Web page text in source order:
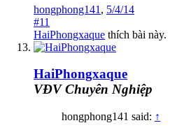
hongphong141 , 5/4/14
#11
HaiPhongxaque thích bài này.
HaiPhongxaque
VĐV Chuyên Nghiệp
hongphong141 said: ↑